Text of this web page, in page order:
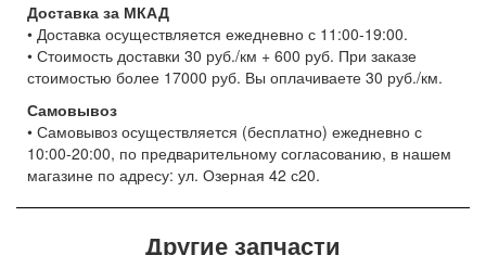
Доставка за МКАД
• Доставка осуществляется ежедневно с 11:00-19:00.
• Стоимость доставки 30 руб./км + 600 руб. При заказе
стоимостью более 17000 руб. Вы оплачиваете 30 руб./км.
Самовывоз
• Самовывоз осуществляется (бесплатно) ежедневно с
10:00-20:00, по предварительному согласованию, в нашем
магазине по адресу: ул. Озерная 42 с20.
Другие запчасти